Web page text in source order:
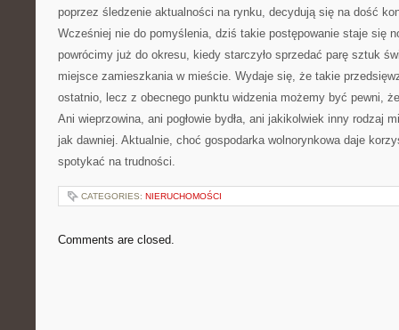
poprzez śledzenie aktualności na rynku, decydują się na dość
Wcześniej nie do pomyślenia, dziś takie postępowanie staje się
powrócimy już do okresu, kiedy starczyło sprzedać parę sztuk
miejsce zamieszkania w mieście. Wydaje się, że takie
ostatnio, lecz z obecnego punktu widzenia możemy być pewni,
Ani wieprzowina, ani pogłowie bydła, ani jakikolwiek inny rodzaj
jak dawniej. Aktualnie, choć gospodarka wolnorynkowa daje
spotykać na trudności.
CATEGORIES: NIERUCHOMOŚCI
Comments are closed.